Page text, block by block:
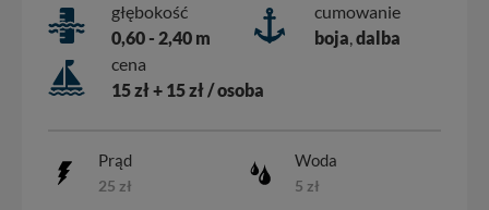
głębokość
0,60 - 2,40 m
cumowanie
boja,dalba
cena
15 zł + 15 zł / osoba
Prąd
25 zł
Woda
5 zł